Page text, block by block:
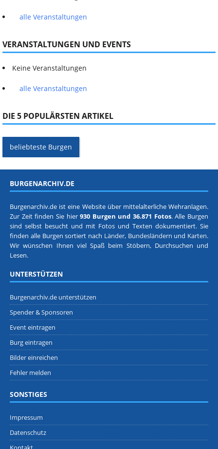
alle Veranstaltungen
VERANSTALTUNGEN UND EVENTS
Keine Veranstaltungen
alle Veranstaltungen
DIE 5 POPULÄRSTEN ARTIKEL
beliebteste Burgen
BURGENARCHIV.DE
Burgenarchiv.de ist eine Website über mittelalterliche Wehranlagen.
Zur Zeit finden Sie hier930 Burgen und 36.871 Fotos. Alle Burgen
sind selbst besucht und mit Fotos und Texten dokumentiert. Sie
finden alle Burgen sortiert nach Länder, Bundesländern und Karten.
Wir wünschen Ihnen viel Spaß beim Stöbern, Durchsuchen und
Lesen.
UNTERSTÜTZEN
Burgenarchiv.de unterstützen
Spender & Sponsoren
Event eintragen
Burg eintragen
Bilder einreichen
Fehler melden
SONSTIGES
Impressum
Datenschutz